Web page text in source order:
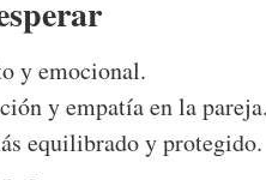
y emocional.
y empatía en la pareja.
equilibrado y protegido.